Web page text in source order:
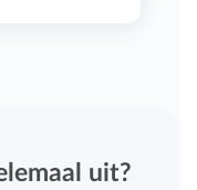
uit?